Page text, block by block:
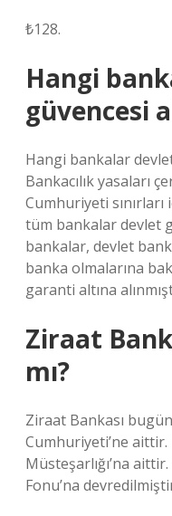
₺128.
Hangi
güvencesi
Hangi bankalar
Bankacılık yasaları
Cumhuriyeti
tüm bankalar devlet
bankalar, devlet
banka olmalarına
garanti altına
Ziraat
mı?
Ziraat Bankası
Cumhuriyeti’ne aittir.
Müsteşarlığı’na
Fonu’na